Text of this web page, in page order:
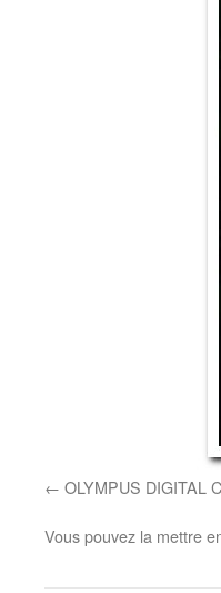
OLYMPUS DIGITAL
Vous pouvez la mettre